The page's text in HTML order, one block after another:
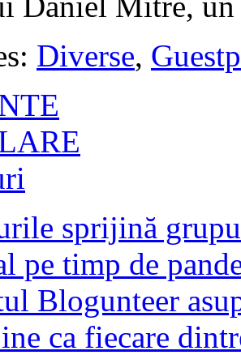
Diverse,
sprijină
pe timp de
Blogunteer
ca fiecare